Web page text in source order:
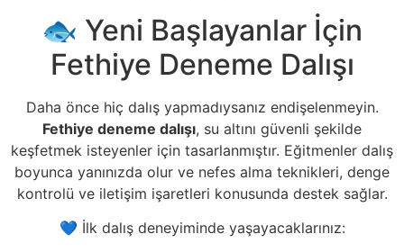
🐟 Yeni Başlayanlar İçin
Fethiye Deneme Dalışı
Daha önce hiç dalış yapmadıysanız endişelenmeyin.
Fethiye deneme dalışı, su altını güvenli şekilde
keşfetmek isteyenler için tasarlanmıştır. Eğitmenler dalış
boyunca yanınızda olur ve nefes alma teknikleri, denge
kontrolü ve iletişim işaretleri konusunda destek sağlar.
💙 İlk dalış deneyiminde yaşayacaklarınız: